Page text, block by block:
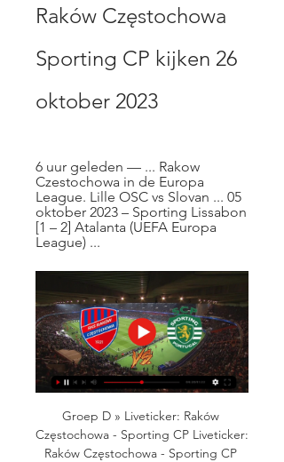
Raków Częstochowa
Sporting CP kijken 26
oktober 2023
6 uur geleden — ... Rakow
Czestochowa in de Europa
League. Lille OSC vs Slovan ... 05
oktober 2023 – Sporting Lissabon
[1 – 2] Atalanta (UEFA Europa
League) ...
Groep D » Liveticker: Raków
Częstochowa - Sporting CP Liveticker:
Raków Częstochowa - Sporting CP